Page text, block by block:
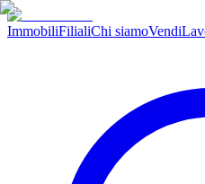
ImmobiliFilialiChi siamoVendi